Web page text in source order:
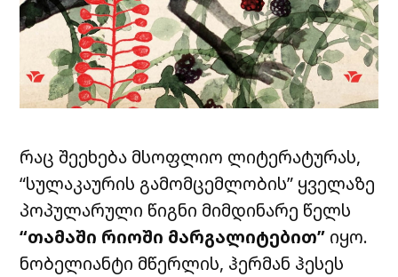
რაც შეეხება მსოფლიო ლიტერატურას,
“სულაკაურის გამომცემლობის” ყველაზე
პოპულარული წიგნი მიმდინარე წელს
“თამაში რიოში მარგალიტებით” იყო.
ნობელიანტი მწერლის, ჰერმან ჰესეს